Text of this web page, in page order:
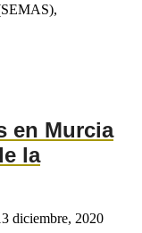
en Murcia
la
diciembre, 2020